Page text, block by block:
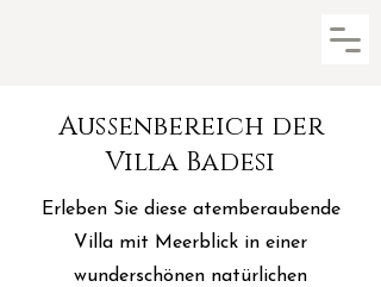
Außenbereich der
Villa Badesi
Erleben Sie diese atemberaubende
Villa mit Meerblick in einer
wunderschönen natürlichen